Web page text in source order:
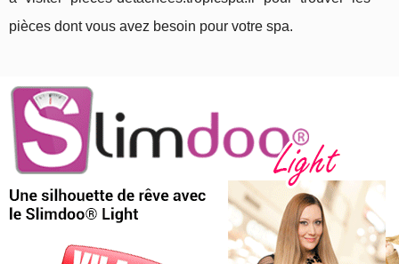
pièces dont vous avez besoin pour votre spa.